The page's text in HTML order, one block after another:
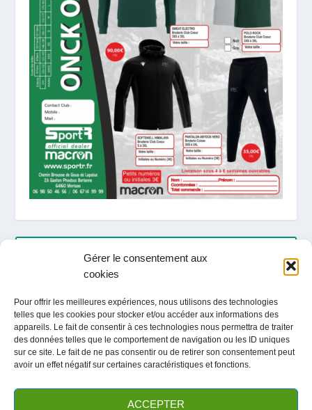
Gérer le consentement aux
cookies
Pour offrir les meilleures expériences, nous utilisons des technologies
telles que les cookies pour stocker et/ou accéder aux informations des
appareils. Le fait de consentir à ces technologies nous permettra de traiter
des données telles que le comportement de navigation ou les ID uniques
sur ce site. Le fait de ne pas consentir ou de retirer son consentement peut
avoir un effet négatif sur certaines caractéristiques et fonctions.
ACCEPTER
ARTICLES RÉCENTS
Fête du club / Portes Ouvertes